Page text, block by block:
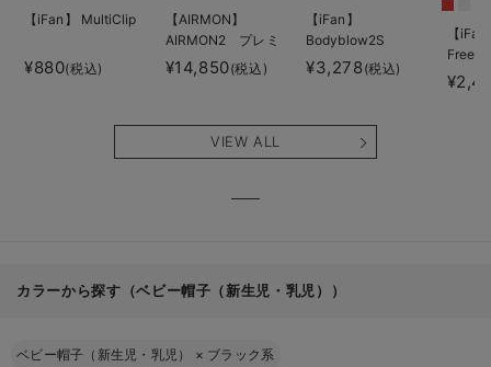
【iFan】 MultiClip
¥880(税込)
【AIRMON】
AIRMON2 プレミ
アム
¥14,850(税込)
【iFan】
Bodyblow2S
¥3,278(税込)
【
Freeze
VIEW ALL
カラーから探す（ベビー帽子（新生児・乳児））
ベビー帽子（新生児・乳児） × ブラック系